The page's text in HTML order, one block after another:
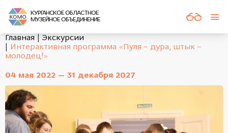
КУРГАНСКОЕ ОБЛАСТНОЕ
МУЗЕЙНОЕ ОБЪЕДИНЕНИЕ
Главная
Экскурсии
Интерактивная программа «Пуля – дура, штык –
молодец!»
04 мая 2022 — 31 декабря 2027